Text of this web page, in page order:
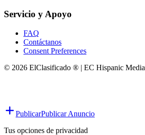
Servicio y Apoyo
FAQ
Contáctanos
Consent Preferences
© 2026 ElClasificado ® | EC Hispanic Media
PublicarPublicar Anuncio
Tus opciones de privacidad